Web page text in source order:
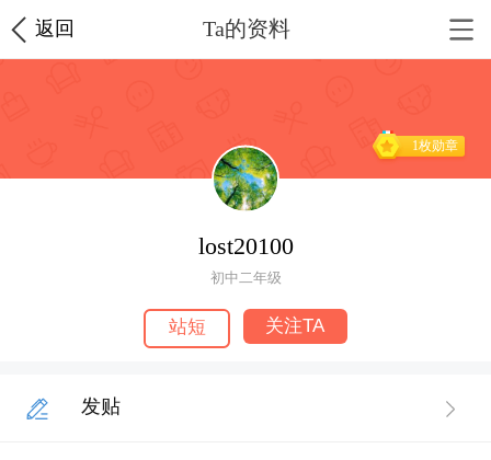
返回 Ta的资料
1枚勋章
lost20100
初中二年级
站短 关注TA
发贴